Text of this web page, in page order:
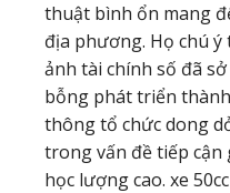
thuật bình ổn mang
địa phương. Họ chú
ảnh tài chính số đã
bỗng phát triển
thông tổ chức dong
trong vấn đề tiếp cận
học lượng cao. xe